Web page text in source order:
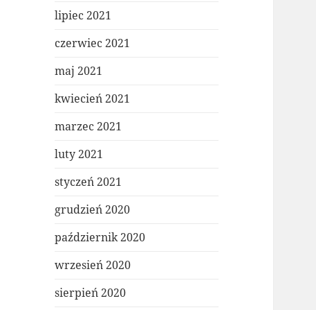
lipiec 2021
czerwiec 2021
maj 2021
kwiecień 2021
marzec 2021
luty 2021
styczeń 2021
grudzień 2020
październik 2020
wrzesień 2020
sierpień 2020